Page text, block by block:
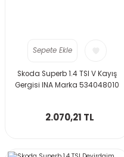
Sepete Ekle
Skoda Superb 1.4 TSI V Kayış
Gergisi INA Marka 534048010
2.070,21 TL